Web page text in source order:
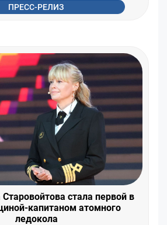
ПРЕСС-РЕЛИЗ
стала первой в
капитаном атомного
ледокола